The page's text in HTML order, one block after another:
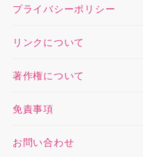
プライバシーポリシー
リンクについて
著作権について
免責事項
お問い合わせ